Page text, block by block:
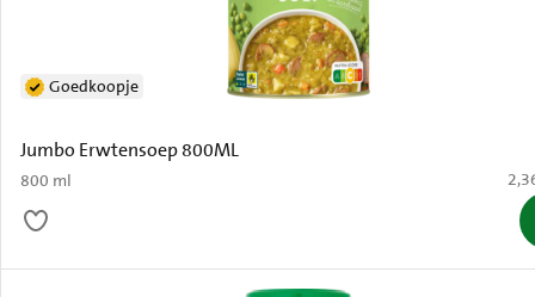
Jumbo Erwtensoep 800ML
800 ml
Goedkoopje
€